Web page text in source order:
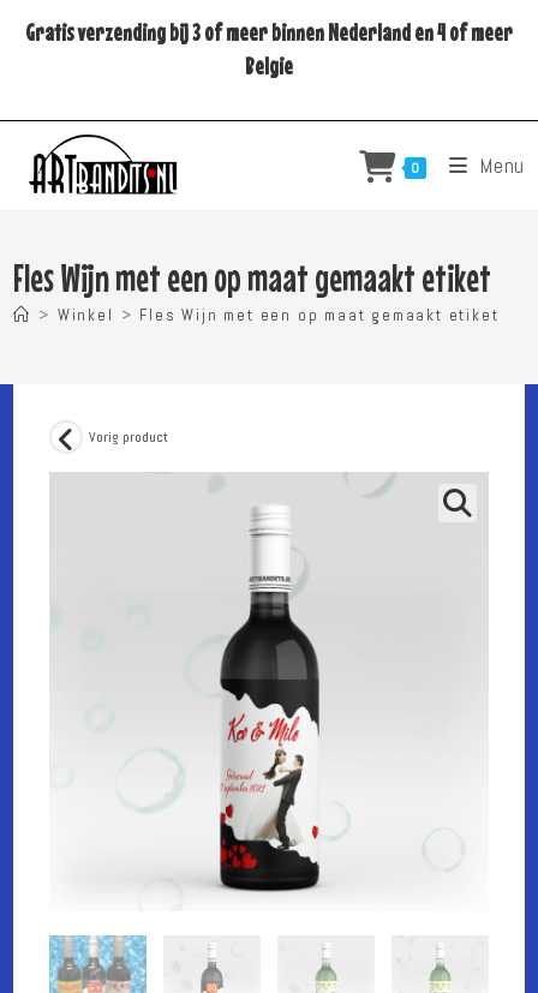
naarGratis verzending bij 3 of meer binnen Nederland en 4 of meer
Belgie
0 Menu
Fles Wijn met een op maat gemaakt etiket
> Winkel > Fles Wijn met een op maat gemaakt etiket
Vorig product